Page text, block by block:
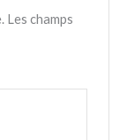
Les champs